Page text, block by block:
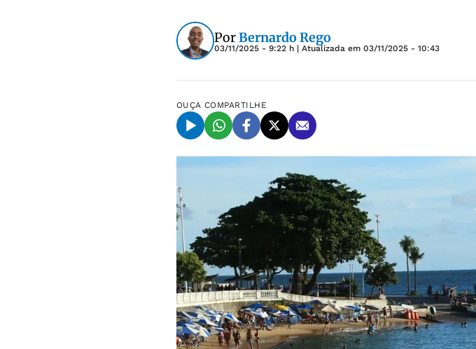
PorBernardo Rego
03/11/2025 - 9:22 h | Atualizada em 03/11/2025 - 10:43
OUÇA COMPARTILHE